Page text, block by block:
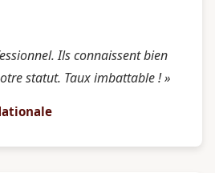
Ils connaissent bien
statut. Taux imbattable ! »